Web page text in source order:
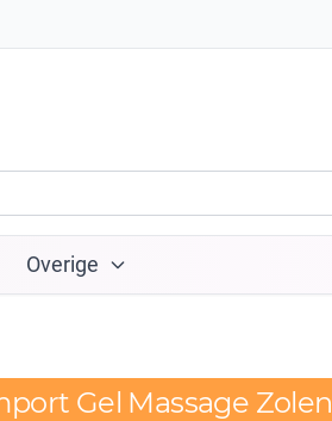
Overige
Gel Massage Zolen